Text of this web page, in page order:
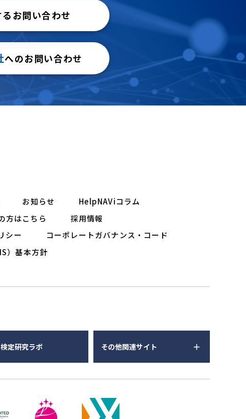
お問い合わせ
へのお問い合わせ
お知らせ
HelpNAViコラム
方はこちら
採用情報
シー
コーポレートガバナンス・コード
）基本方針
定研究ラボ その他関連サイト